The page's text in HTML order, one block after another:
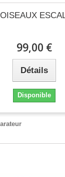
99,00 €
Détails
Disponible